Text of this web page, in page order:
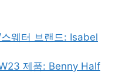
웨터 브랜드: Isabel
제품: Benny Half